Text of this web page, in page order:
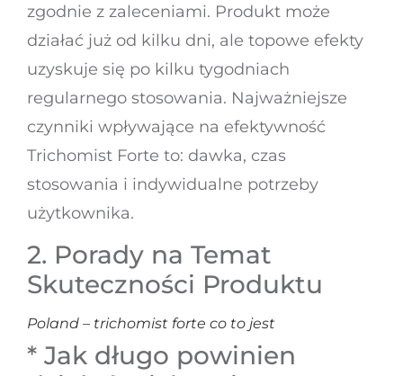
zgodnie z zaleceniami. Produkt może
działać już od kilku dni, ale topowe efekty
uzyskuje się po kilku tygodniach
regularnego stosowania. Najważniejsze
czynniki wpływające na efektywność
Trichomist Forte to: dawka, czas
stosowania i indywidualne potrzeby
użytkownika.
2. Porady na Temat
Skuteczności Produktu
Poland – trichomist forte co to jest
* Jak długo powinien